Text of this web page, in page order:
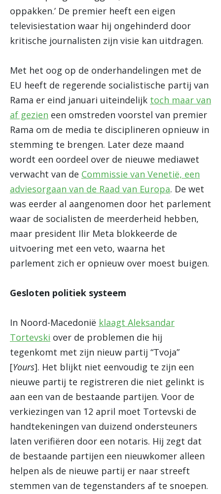
oppakken.’ De premier heeft een eigen
televisiestation waar hij ongehinderd door
kritische journalisten zijn visie kan uitdragen.
Met het oog op de onderhandelingen met de
EU heeft de regerende socialistische partij van
Rama er eind januari uiteindelijk toch maar van
af gezien een omstreden voorstel van premier
Rama om de media te disciplineren opnieuw in
stemming te brengen. Later deze maand
wordt een oordeel over de nieuwe mediawet
verwacht van de Commissie van Venetië, een
adviesorgaan van de Raad van Europa. De wet
was eerder al aangenomen door het parlement
waar de socialisten de meerderheid hebben,
maar president Ilir Meta blokkeerde de
uitvoering met een veto, waarna het
parlement zich er opnieuw over moest buigen.
Gesloten politiek systeem
In Noord-Macedonië klaagt Aleksandar
Tortevski over de problemen die hij
tegenkomt met zijn nieuw partij “Tvoja”
[Yours]. Het blijkt niet eenvoudig te zijn een
nieuwe partij te registreren die niet gelinkt is
aan een van de bestaande partijen. Voor de
verkiezingen van 12 april moet Tortevski de
handtekeningen van duizend ondersteuners
laten verifiëren door een notaris. Hij zegt dat
de bestaande partijen een nieuwkomer alleen
helpen als de nieuwe partij er naar streeft
stemmen van de tegenstanders af te snoepen.